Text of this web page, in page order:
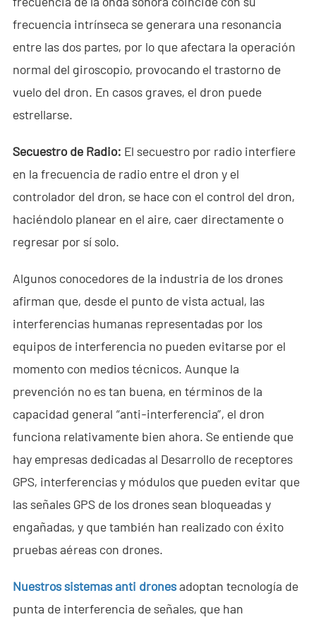
- - ND-UR002 Vehículo Operado Remotamente
- Solución Anti-Dron
- Solución Estacionaria Anti-Dron
- Solución de Jamming Anti-Dron
- Solución de Intercepción de Wi-Fi
Sala de Noticias
- Blog
- Descargar
- C-UAS Portátil Todo en Uno
- Programa de Promoción de Muestra
Nosotros
frecuencia intrínseca se generara una resonancia
entre las dos partes, por lo que afectara la operación
normal del giroscopio, provocando el trastorno de
vuelo del dron. En casos graves, el dron puede
estrellarse.
Secuestro de Radio: El secuestro por radio interfiere
en la frecuencia de radio entre el dron y el
controlador del dron, se hace con el control del dron,
haciéndolo planear en el aire, caer directamente o
regresar por sí solo.
Algunos conocedores de la industria de los drones
afirman que, desde el punto de vista actual, las
interferencias humanas representadas por los
equipos de interferencia no pueden evitarse por el
momento con medios técnicos. Aunque la
prevención no es tan buena, en términos de la
capacidad general “anti-interferencia”, el dron
funciona relativamente bien ahora. Se entiende que
hay empresas dedicadas al Desarrollo de receptores
GPS, interferencias y módulos que pueden evitar que
las señales GPS de los drones sean bloqueadas y
engañadas, y que también han realizado con éxito
pruebas aéreas con drones.
Nuestros sistemas anti dronesadoptan tecnología de
punta de interferencia de señales, que han